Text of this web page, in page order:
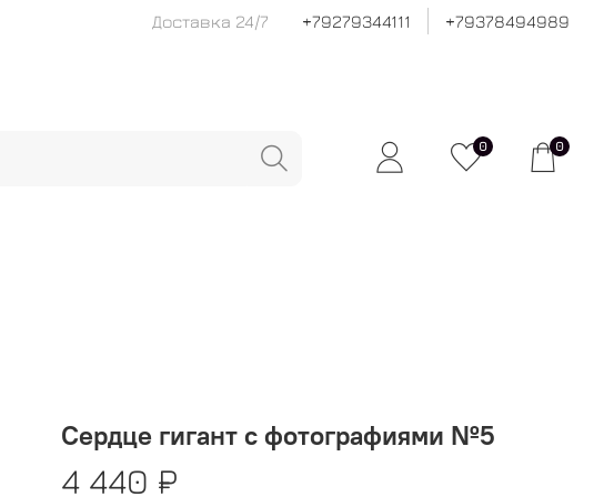
Доставка 24/7 +79279344111 +79378494989
0 0
Сердце гигант с фотографиями №5
4 440 ₽